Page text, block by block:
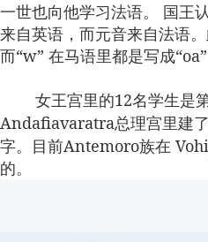
一世也向他学习法语。
国王
来自英语，而元音来自法语
而“w” 在马语里都是写成“oa”
女王宫里的12名学生是
Andafiavaratra总理宫里建
字。目前Antemoro族在
的。